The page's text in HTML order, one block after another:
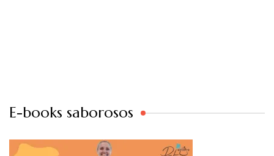
E-books saborosos